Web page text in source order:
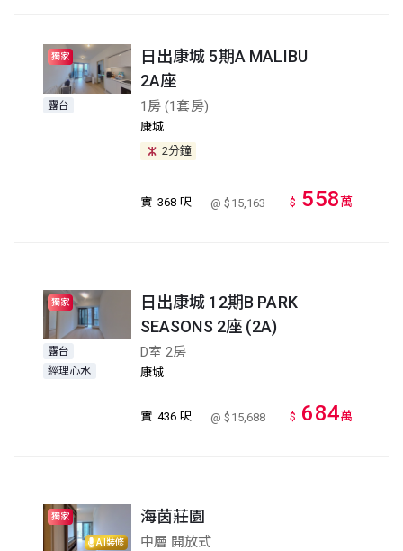
獨家
露台
日出康城 5期A MALIBU
2A座
1房 (1套房)
康城
2分鐘
實 368 呎 @ $15,163 $ 558萬
獨家
露台
經理心水
日出康城 12期B PARK
SEASONS 2座 (2A)
D室 2房
康城
實 436 呎 @ $15,688 $ 684萬
AI裝修
獨家 海茵莊園
中層 開放式